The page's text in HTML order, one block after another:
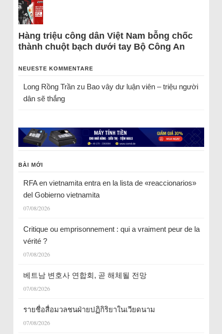
Hàng triệu công dân Việt Nam bỗng chốc
thành chuột bạch dưới tay Bộ Công An
NEUESTE KOMMENTARE
Long Rồng Trầnzu Bao vây dư luận viên – triệu người
dân sẽ thắng
BÀI MỚI
RFA en vietnamita entra en la lista de «reaccionarios»
del Gobierno vietnamita
07/08/2026
Critique ou emprisonnement : qui a vraiment peur de la
vérité ?
07/08/2026
베트남 변호사 연합회, 곧 해체될 전망
07/08/2026
รายชื่อสื่อมวลชนฝ่ายปฏิกิริยาในเวียดนาม
07/08/2026